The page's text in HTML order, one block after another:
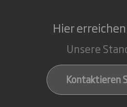
Hier
Unsere
Kontaktieren